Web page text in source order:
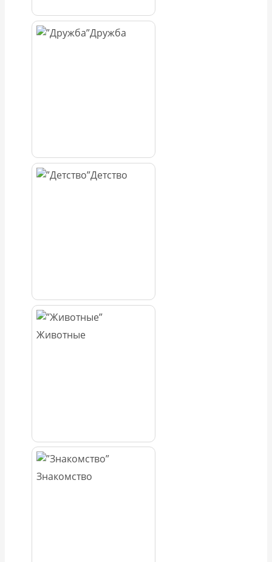
Дружба
Детство
Животные
Знакомство